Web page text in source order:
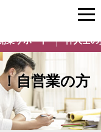
業サポート 仲人士の
自営業の方